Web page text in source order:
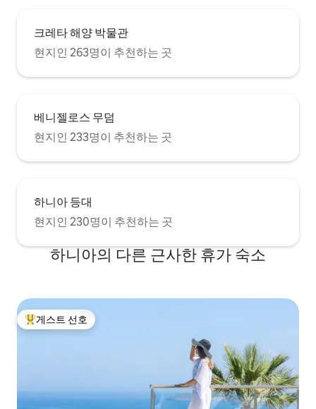
크레타 해양 박물관
현지인 263명이 추천하는 곳
베니젤로스 무덤
현지인 233명이 추천하는 곳
하니아 등대
현지인 230명이 추천하는 곳
하니아의 다른 근사한 휴가 숙소
상위 게스트 선호
게스트 선호